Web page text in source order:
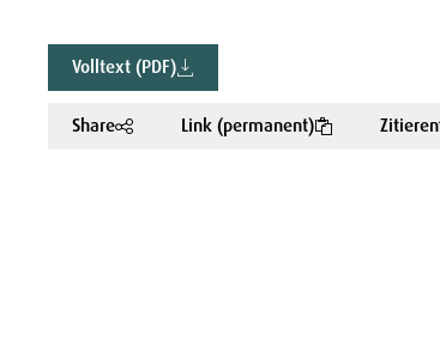
Volltext (PDF)
Share Link (permanent) Zitieren